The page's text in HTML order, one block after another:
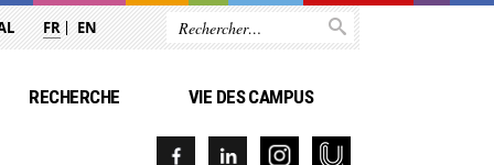
FR EN
RECHERCHE VIE DES CAMPUS